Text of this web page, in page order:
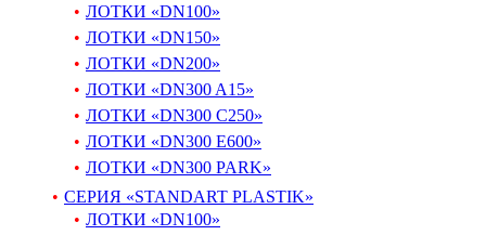
ЛОТКИ «DN100»
ЛОТКИ «DN150»
ЛОТКИ «DN200»
ЛОТКИ «DN300 A15»
ЛОТКИ «DN300 C250»
ЛОТКИ «DN300 E600»
ЛОТКИ «DN300 PARK»
СЕРИЯ «STANDART PLASTIK»
ЛОТКИ «DN100»